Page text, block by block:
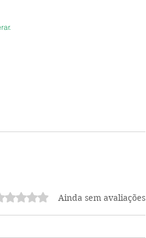
com 0 de 5 estrelas.Ainda sem avaliações